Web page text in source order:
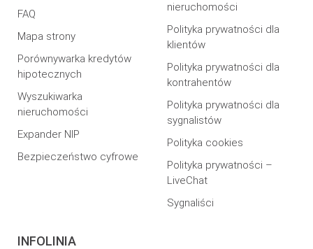
FAQ
Mapa strony
Porównywarka kredytów
hipotecznych
Wyszukiwarka
nieruchomości
Expander NIP
Bezpieczeństwo cyfrowe
nieruchomości
Polityka prywatności dla
klientów
Polityka prywatności dla
kontrahentów
Polityka prywatności dla
sygnalistów
Polityka cookies
Polityka prywatności –
LiveChat
Sygnaliści
INFOLINIA